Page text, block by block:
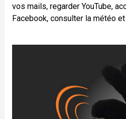
vos mails, regarder YouTube,
Facebook, consulter la météo